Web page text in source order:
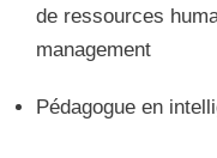
de ressources
management
Pédagogue en